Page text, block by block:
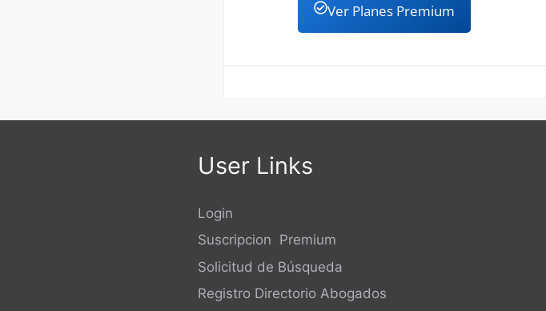
Ver Planes Premium
User Links
Login
Suscripcion Premium
Solicitud de Búsqueda
Registro Directorio Abogados